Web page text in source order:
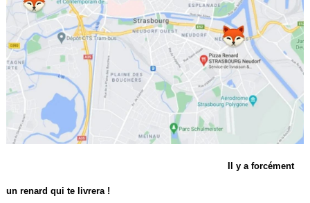
Il y a forcément
un renard qui te livrera !